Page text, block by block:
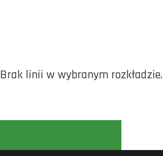
Brak linii w wybranym rozkładzie.